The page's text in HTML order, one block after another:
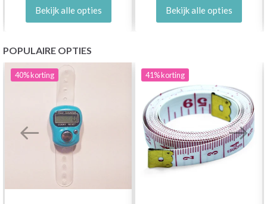
Bekijk alle opties Bekijk alle opties
POPULAIRE OPTIES
40%korting 41%korting